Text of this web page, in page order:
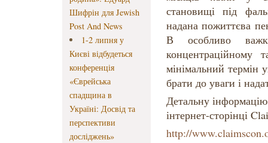
Шифрін для Jewish
Post And News
1-2 липня у
Києві відбудеться
конференція
«Єврейська
спадщина в
Україні: Досвід та
перспективи
досліджень»
становищі під
надана пожиттєва
В особливо
концентраційному
мінімальний термін
брати до уваги і
Детальну
інтернет-сторінці
http://